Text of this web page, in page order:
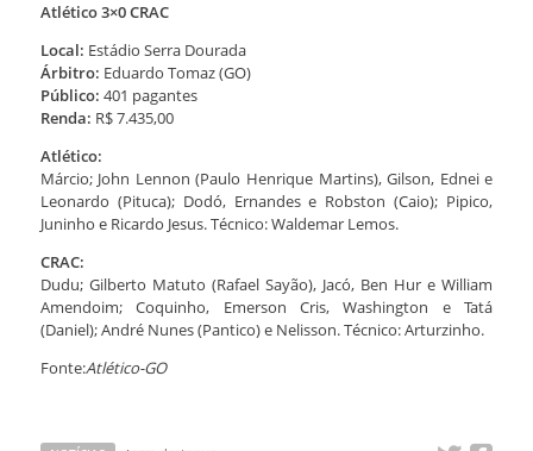
Atlético 3×0 CRAC
Local: Estádio Serra Dourada
Árbitro: Eduardo Tomaz (GO)
Público: 401 pagantes
Renda: R$ 7.435,00
Atlético:
Márcio; John Lennon (Paulo Henrique Martins), Gilson, Ednei e
Leonardo (Pituca); Dodó, Ernandes e Robston (Caio); Pipico,
Juninho e Ricardo Jesus. Técnico: Waldemar Lemos.
CRAC:
Dudu; Gilberto Matuto (Rafael Sayão), Jacó, Ben Hur e William
Amendoim; Coquinho, Emerson Cris, Washington e Tatá
(Daniel); André Nunes (Pantico) e Nelisson. Técnico: Arturzinho.
Fonte:Atlético-GO